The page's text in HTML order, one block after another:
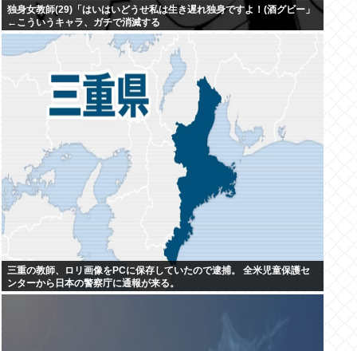
独身女教師(29)「はいはいどうせ私は生き遅れ独身ですよ！(酒グビー」
←こういうキャラ、ガチで消滅する
三重の教師、ロリ画像をPCに保存していたので逮捕。 全米児童保護セ
ンターから日本の警察庁に通報が来る。